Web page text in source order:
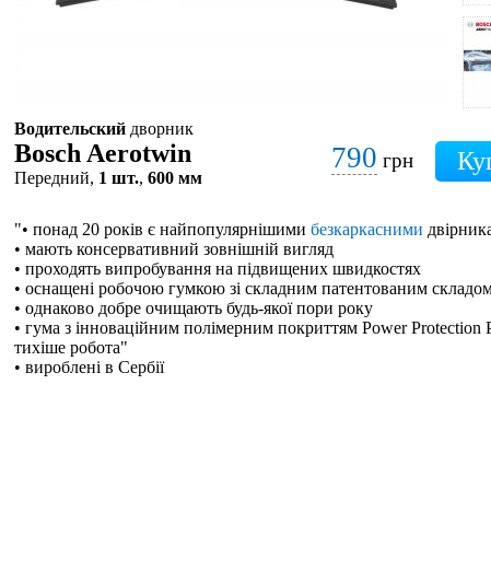
Водительский дворник
Bosch Aerotwin
Передний, 1 шт., 600 мм
790 грн
"• понад 20 років є найпопулярнішими безкаркасними
• мають консервативний зовнішній вигляд
• проходять випробування на підвищених швидкостях
• оснащені робочою гумкою зі складним патентованим
• однаково добре очищають будь-якої пори року
• гума з інноваційним полімерним покриттям Power Protection
тихіше робота"
• вироблені в Сербії